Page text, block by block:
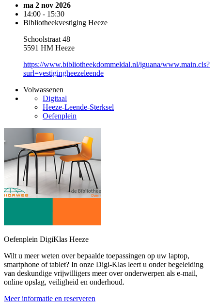
ma 2 nov 2026
14:00 - 15:30
Bibliotheekvestiging Heeze
Schoolstraat 48
5591 HM Heeze
https://www.bibliotheekdommeldal.nl/iguana/www.main.cls?
surl=vestigingheezeleende
Volwassenen
Digitaal
Heeze-Leende-Sterksel
Oefenplein
Oefenplein DigiKlas Heeze
Wilt u meer weten over bepaalde toepassingen op uw laptop,
smartphone of tablet? In onze Digi-Klas leert u onder begeleiding
van deskundige vrijwilligers meer over onderwerpen als e-mail,
online opslag, veiligheid en onderhoud.
Meer informatie en reserveren